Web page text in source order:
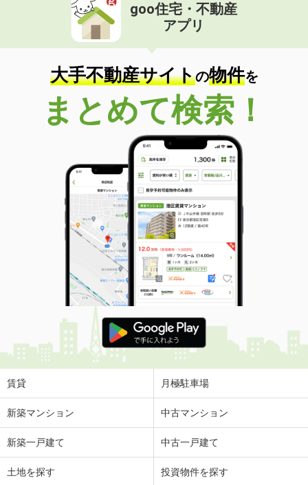
goo住宅・不動産
アプリ
大手不動産サイトの物件を
まとめて検索！
賃貸 月極駐車場
新築マンション 中古マンション
新築一戸建て 中古一戸建て
土地を探す 投資物件を探す